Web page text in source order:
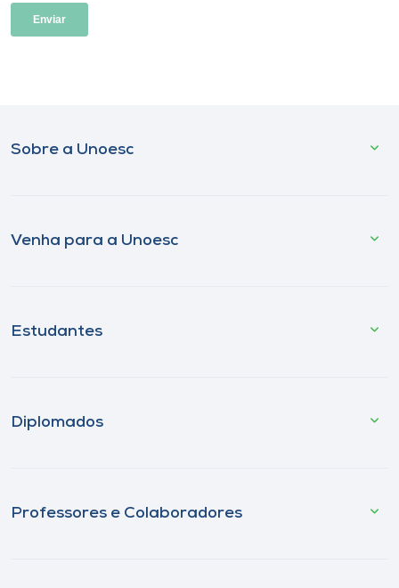
Sobre a Unoesc
Venha para a Unoesc
Estudantes
Diplomados
Professores e Colaboradores